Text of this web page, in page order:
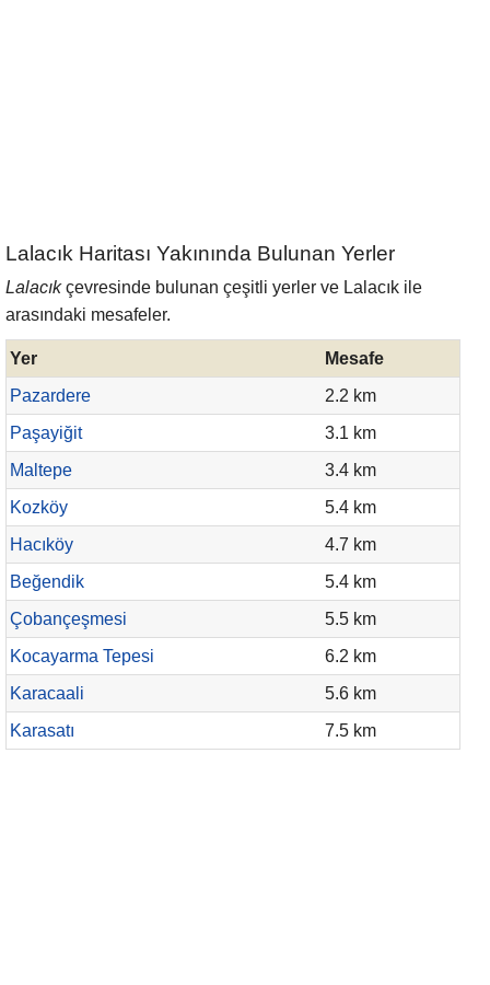
Lalacık Haritası Yakınında Bulunan Yerler
Lalacıkçevresinde bulunan çeşitli yerler ve Lalacık ile
arasındaki mesafeler.
Yer
Mesafe
Pazardere
2.2 km
Paşayiğit
3.1 km
Maltepe
3.4 km
Kozköy
5.4 km
Hacıköy
4.7 km
Beğendik
5.4 km
Çobançeşmesi
5.5 km
Kocayarma Tepesi
6.2 km
Karacaali
5.6 km
Karasatı
7.5 km